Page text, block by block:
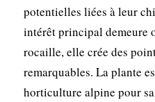
potentielles liées à leur
intérêt principal demeure
rocaille, elle crée des
remarquables. La plante
horticulture alpine pour